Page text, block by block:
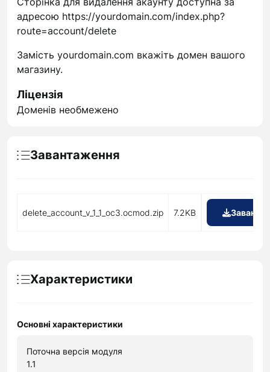
адресою https://yourdomain.com/index.php?
route=account/delete
Замість yourdomain.com вкажіть домен вашого
магазину.
Ліцензія
Доменів необмежено
Завантаження
delete_account_v_1_1_oc3.ocmod.zip 7.2KB
Характеристики
Основні характеристики
Поточна версія модуля
1.1